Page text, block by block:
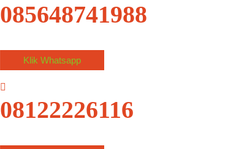
085648741988
Klik Whatsapp
08122226116